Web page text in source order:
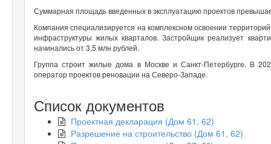
Суммарная площадь введенных в эксплуатацию проектов
Компания специализируется на комплексном освоении
инфраструктуры жилых кварталов. Застройщик реализует
начинались от 3,5 млн рублей.
Группа строит жилые дома в Москве и Санкт-Петербурге. В
оператор проектов реновации на Северо-Западе.
Список документов
Проектная декларация (Дом 61, 62)
Разрешение на строительство (Дом 61, 62)